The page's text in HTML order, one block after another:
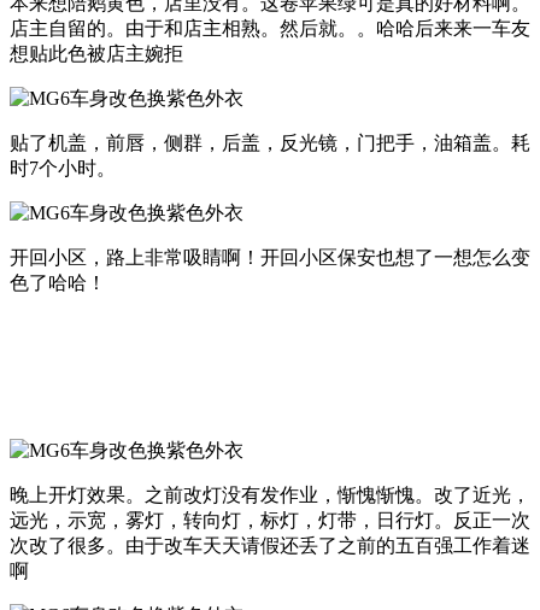
店主自留的。由于和店主相熟。然后就。。哈哈后来来一车友
想贴此色被店主婉拒
贴了机盖，前唇，侧群，后盖，反光镜，门把手，油箱盖。耗
时7个小时。
开回小区，路上非常吸睛啊！开回小区保安也想了一想怎么变
色了哈哈！
晚上开灯效果。之前改灯没有发作业，惭愧惭愧。改了近光，
远光，示宽，雾灯，转向灯，标灯，灯带，日行灯。反正一次
次改了很多。由于改车天天请假还丢了之前的五百强工作着迷
啊